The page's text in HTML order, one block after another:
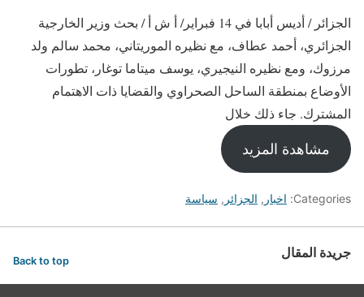
الجزائر / أديس أبابا في 14 فبراير/ أ ش أ / بحث وزير الخارجية
الجزائري، أحمد عطاف، مع نظيره الموريتاني، محمد سالم ولد
مرزوك، ومع نظيره النيجيري، يوسف ميتاما توغار، تطورات
الأوضاع بمنطقة الساحل الصحراوي والقضايا ذات الاهتمام
المشترك. جاء ذلك خلال
مشاهدة المزيد
Categories: اخبار , الجزائر , سياسة
جريدة المقال Back to top